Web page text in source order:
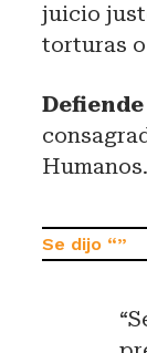
juicio
torturas
Humanos.